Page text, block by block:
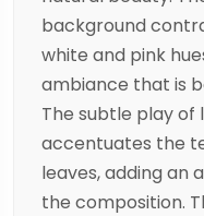
background
white and pink
ambiance that is
The subtle play of
accentuates the
leaves, adding an
the composition.